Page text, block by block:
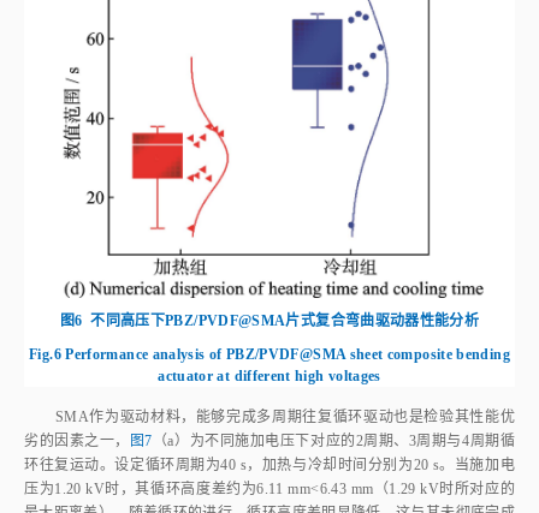
图6 不同高压下PBZ/PVDF@SMA片式复合弯曲驱动器性能分析
Fig.6 Performance analysis of PBZ/PVDF@SMA sheet composite bending
actuator at different high voltages
SMA作为驱动材料，能够完成多周期往复循环驱动也是检验其性能优
劣的因素之一， 图7 （a）为不同施加电压下对应的2周期、3周期与4周期循
环往复运动。设定循环周期为40 s，加热与冷却时间分别为20 s。当施加电
压为1.20 kV时，其循环高度差约为6.11 mm<6.43 mm（1.29 kV时所对应的